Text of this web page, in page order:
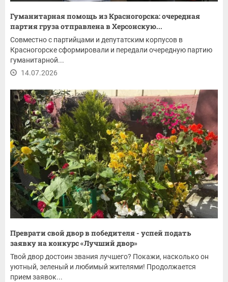
Гуманитарная помощь из Красногорска: очередная
партия груза отправлена в Херсонскую...
Совместно с партийцами и депутатским корпусов в
Красногорске сформировали и передали очередную партию
гуманитарной...
14.07.2026
Преврати свой двор в победителя - успей подать
заявку на конкурс «Лучший двор»
Твой двор достоин звания лучшего? Покажи, насколько он
уютный, зеленый и любимый жителями! Продолжается
прием заявок...